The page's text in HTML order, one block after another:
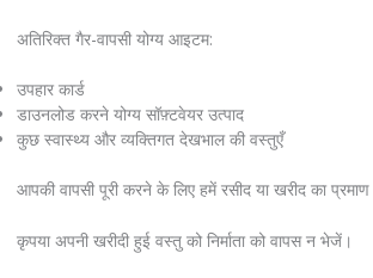
अतिरिक्त गैर-वापसी योग्य आइटम:
उपहार कार्ड
डाउनलोड करने योग्य सॉफ़्टवेयर उत्पाद
कुछ स्वास्थ्य और व्यक्तिगत देखभाल की वस्तुएँ
आपकी वापसी पूरी करने के लिए हमें रसीद या खरीद का प्रमाण
कृपया अपनी खरीदी हुई वस्तु को निर्माता को वापस न भेजें।